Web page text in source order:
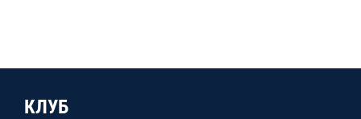
КЛУБ